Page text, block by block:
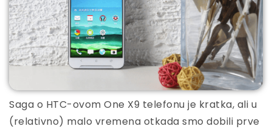
Saga o HTC-ovom One X9 telefonu je kratka, ali u
(relativno) malo vremena otkada smo dobili prve